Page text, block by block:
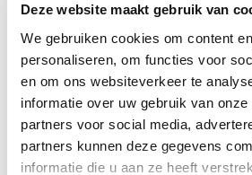
Deze website maakt gebruik van
We gebruiken cookies om content
personaliseren, om functies voor
en om ons websiteverkeer te
informatie over uw gebruik van
partners voor social media,
partners kunnen deze gegevens
informatie die u aan ze heeft